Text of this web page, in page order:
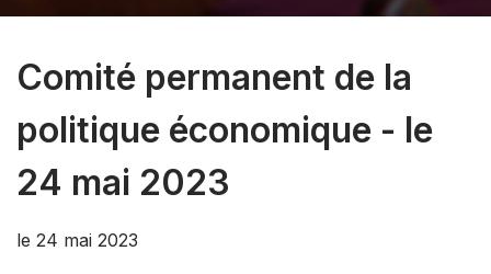
Comité permanent de la
politique économique - le
24 mai 2023
le 24 mai 2023